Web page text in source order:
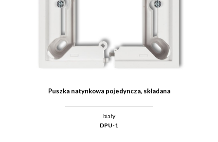
Puszka natynkowa pojedyncza, składana
biały
DPU-1